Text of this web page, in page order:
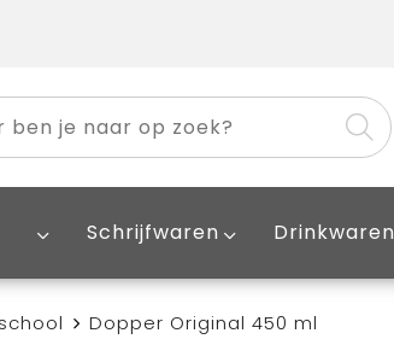
Schrijfwaren Drinkwaren
Dopper Original 450 ml